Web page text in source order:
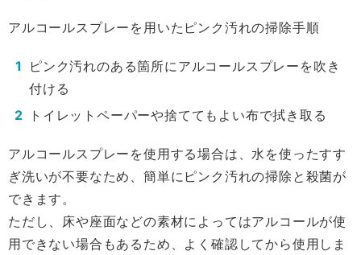
アルコールスプレーを用いたピンク汚れの掃除手順
ピンク汚れのある箇所にアルコールスプレーを吹き
付ける
トイレットペーパーや捨ててもよい布で拭き取る
アルコールスプレーを使用する場合は、水を使ったすす
ぎ洗いが不要なため、簡単にピンク汚れの掃除と殺菌が
できます。
ただし、床や座面などの素材によってはアルコールが使
用できない場合もあるため、よく確認してから使用しま